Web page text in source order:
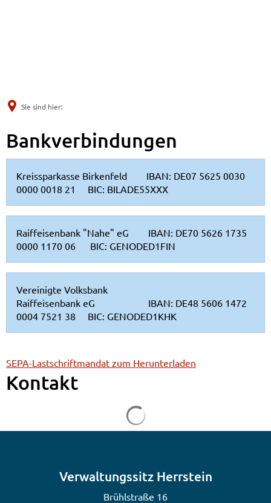
Sie sind hier:
Bankverbindungen
Bankverbindungen
Kreissparkasse Birkenfeld IBAN: DE07 5625 0030
0000 0018 21 BIC: BILADE55XXX
Raiffeisenbank "Nahe" eG IBAN: DE70 5626 1735
0000 1170 06 BIC: GENODED1FIN
Vereinigte Volksbank
Raiffeisenbank eG IBAN: DE48 5606 1472
0004 7521 38 BIC: GENODED1KHK
SEPA-Lastschriftmandat zum Herunterladen
Kontakt
Verwaltungssitz Herrstein
Brühlstraße 16